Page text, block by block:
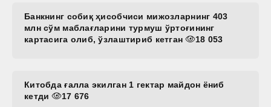
Банкнинг собиқ ҳисобчиси мижозларнинг 403
млн сўм маблағларини турмуш ўртоғининг
картасига олиб, ўзлаштириб кетган
18 053
Китобда ғалла экилган 1 гектар майдон ёниб
кетди
17 676